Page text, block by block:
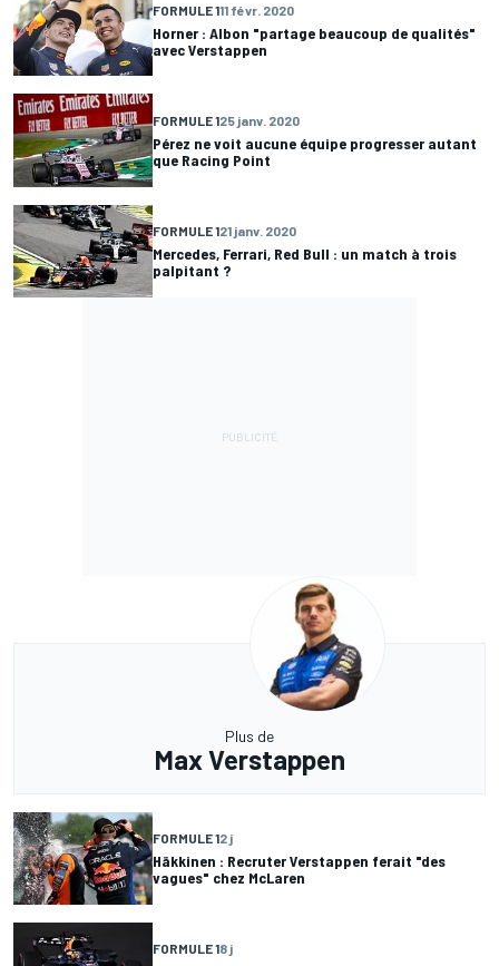
FORMULE 111 févr. 2020
Horner : Albon "partage beaucoup de qualités"
avec Verstappen
FORMULE 125 janv. 2020
Pérez ne voit aucune équipe progresser autant
que Racing Point
FORMULE 121 janv. 2020
Mercedes, Ferrari, Red Bull : un match à trois
palpitant ?
Plus de
Max Verstappen
FORMULE 12 j
Häkkinen : Recruter Verstappen ferait "des
vagues" chez McLaren
FORMULE 18 j